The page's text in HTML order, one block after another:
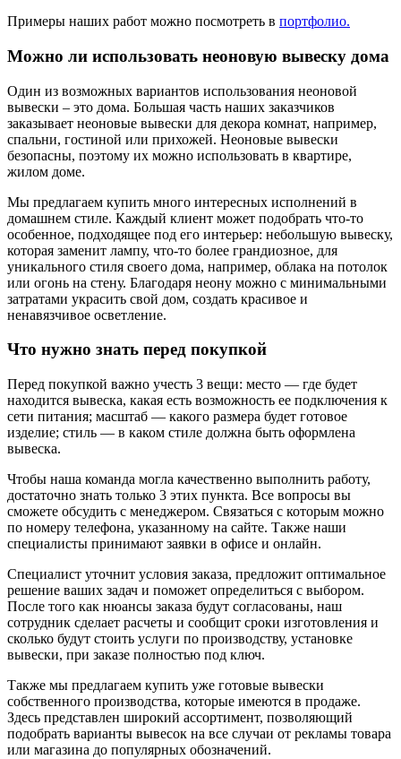
Примеры наших работ можно посмотреть в портфолио.
Можно ли использовать неоновую вывеску дома
Один из возможных вариантов использования неоновой
вывески – это дома. Большая часть наших заказчиков
заказывает неоновые вывески для декора комнат, например,
спальни, гостиной или прихожей. Неоновые вывески
безопасны, поэтому их можно использовать в квартире,
жилом доме.
Мы предлагаем купить много интересных исполнений в
домашнем стиле. Каждый клиент может подобрать что-то
особенное, подходящее под его интерьер: небольшую вывеску,
которая заменит лампу, что-то более грандиозное, для
уникального стиля своего дома, например, облака на потолок
или огонь на стену. Благодаря неону можно с минимальными
затратами украсить свой дом, создать красивое и
ненавязчивое осветление.
Что нужно знать перед покупкой
Перед покупкой важно учесть 3 вещи: место — где будет
находится вывеска, какая есть возможность ее подключения к
сети питания; масштаб — какого размера будет готовое
изделие; стиль — в каком стиле должна быть оформлена
вывеска.
Чтобы наша команда могла качественно выполнить работу,
достаточно знать только 3 этих пункта. Все вопросы вы
сможете обсудить с менеджером. Связаться с которым можно
по номеру телефона, указанному на сайте. Также наши
специалисты принимают заявки в офисе и онлайн.
Специалист уточнит условия заказа, предложит оптимальное
решение ваших задач и поможет определиться с выбором.
После того как нюансы заказа будут согласованы, наш
сотрудник сделает расчеты и сообщит сроки изготовления и
сколько будут стоить услуги по производству, установке
вывески, при заказе полностью под ключ.
Также мы предлагаем купить уже готовые вывески
собственного производства, которые имеются в продаже.
Здесь представлен широкий ассортимент, позволяющий
подобрать варианты вывесок на все случаи от рекламы товара
или магазина до популярных обозначений.